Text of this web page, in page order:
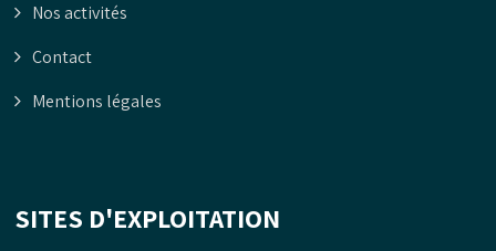
Nos activités
Contact
Mentions légales
SITES D'EXPLOITATION